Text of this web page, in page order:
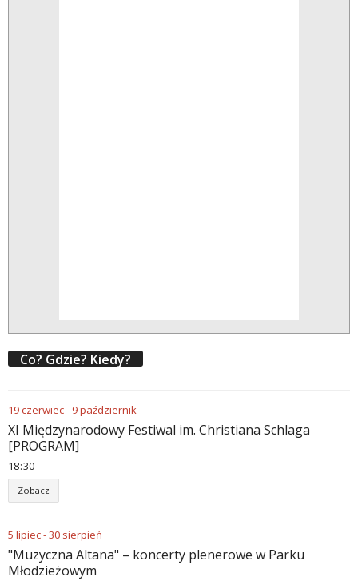
Co? Gdzie? Kiedy?
19czerwiec- 9październik
XI Międzynarodowy Festiwal im. Christiana Schlaga
[PROGRAM]
18 30
Zobacz
5 lipiec-30 sierpień
"Muzyczna Altana" – koncerty plenerowe w Parku
Młodzieżowym